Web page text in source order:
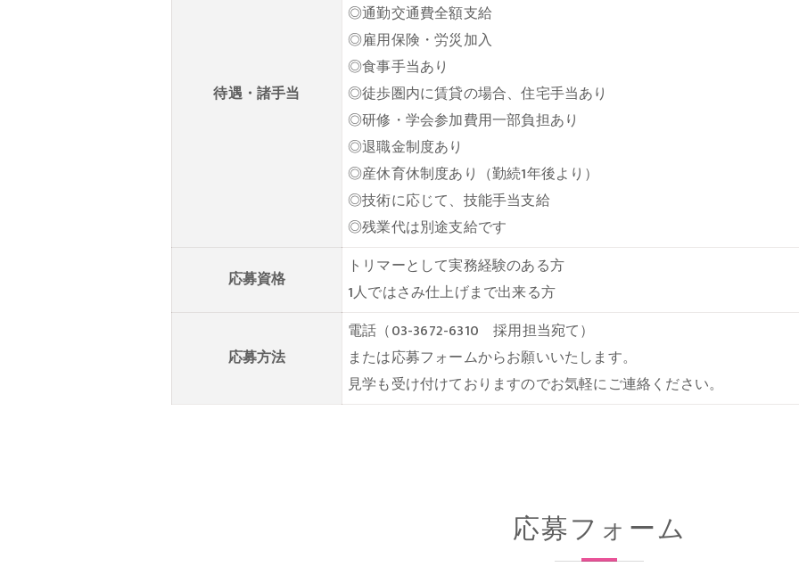
待遇・諸手当
◎通勤交通費全額支給
◎雇用保険・労災加入
◎食事手当あり
◎徒歩圏内に賃貸の場合、住宅手当あり
◎研修・学会参加費用一部負担あり
◎退職金制度あり
◎産休育休制度あり（勤続1年後より）
◎技術に応じて、技能手当支給
◎残業代は別途支給です
応募資格
トリマーとして実務経験のある方
1人ではさみ仕上げまで出来る方
応募方法
電話（03-3672-6310 採用担当宛て）
または応募フォームからお願いいたします。
見学も受け付けておりますのでお気軽にご連絡ください。
応募フォーム